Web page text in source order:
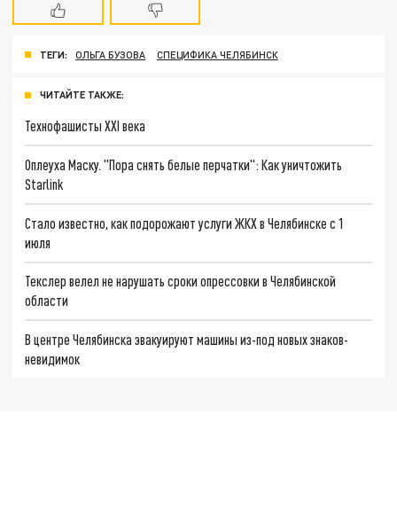
ТЕГИ: ОЛЬГА БУЗОВА СПЕЦИФИКА ЧЕЛЯБИНСК
ЧИТАЙТЕ ТАКЖЕ:
Технофашисты XXI века
Оплеуха Маску. "Пора снять белые перчатки": Как уничтожить
Starlink
Стало известно, как подорожают услуги ЖКХ в Челябинске с 1
июля
Текслер велел не нарушать сроки опрессовки в Челябинской
области
В центре Челябинска эвакуируют машины из-под новых знаков-
невидимок